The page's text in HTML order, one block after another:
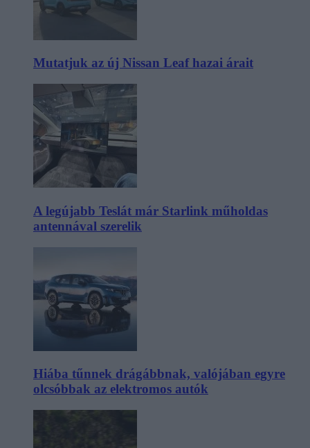
Mutatjuk az új Nissan Leaf hazai árait
A legújabb Teslát már Starlink műholdas
antennával szerelik
Hiába tűnnek drágábbnak, valójában egyre
olcsóbbak az elektromos autók